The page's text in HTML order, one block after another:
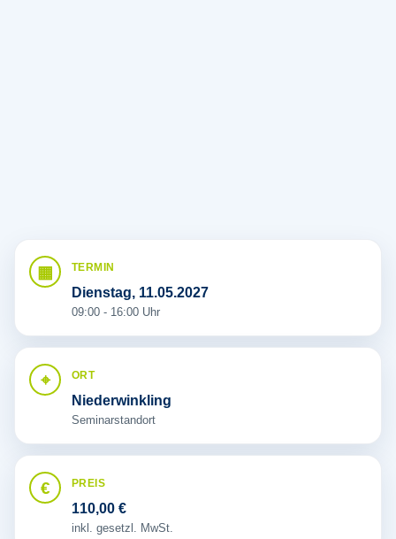
TERMIN
Dienstag, 11.05.2027
09:00 - 16:00 Uhr
ORT
Niederwinkling
Seminarstandort
PREIS
110,00 €
inkl. gesetzl. MwSt.